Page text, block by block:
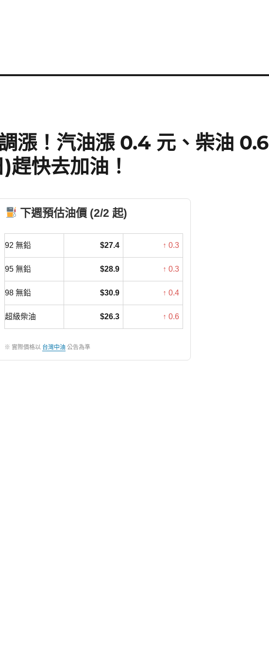
漲！汽油漲 0.4 元、柴油 0.6
趕快去加油！
下週預估油價 (2/2 起)
92 無鉛 $27.4 ↑ 0.3
95 無鉛 $28.9 ↑ 0.3
98 無鉛 $30.9 ↑ 0.4
超級柴油 $26.3 ↑ 0.6
※ 實際價格以 台灣中油 公告為準